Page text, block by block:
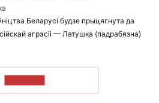
Беларусі будзе прыцягнута да
агрэсіі — Латушка (падрабязна)